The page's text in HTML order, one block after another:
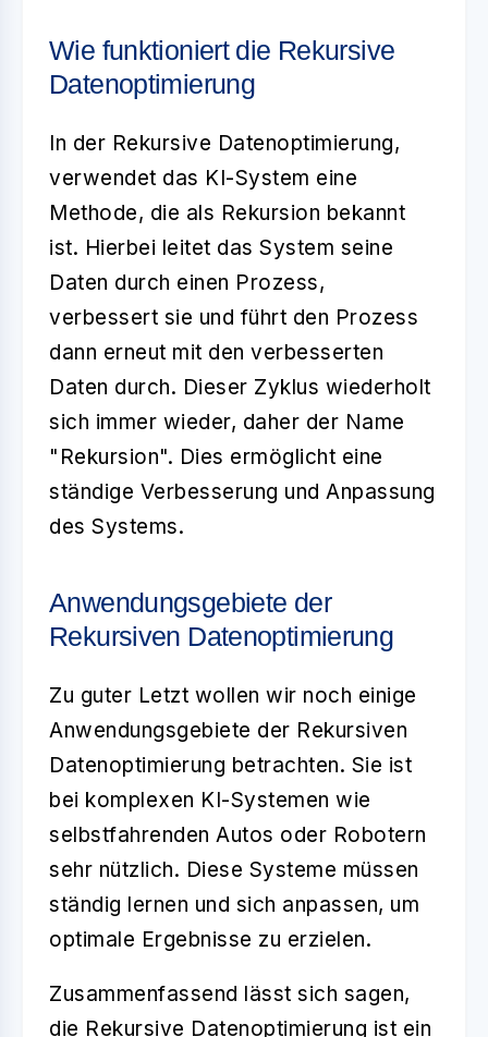
Wie funktioniert die Rekursive
Datenoptimierung
In der Rekursive Datenoptimierung,
verwendet das KI-System eine
Methode, die als Rekursion bekannt
ist. Hierbei leitet das System seine
Daten durch einen Prozess,
verbessert sie und führt den Prozess
dann erneut mit den verbesserten
Daten durch. Dieser Zyklus wiederholt
sich immer wieder, daher der Name
"Rekursion". Dies ermöglicht eine
ständige Verbesserung und Anpassung
des Systems.
Anwendungsgebiete der
Rekursiven Datenoptimierung
Zu guter Letzt wollen wir noch einige
Anwendungsgebiete der Rekursiven
Datenoptimierung betrachten. Sie ist
bei komplexen KI-Systemen wie
selbstfahrenden Autos oder Robotern
sehr nützlich. Diese Systeme müssen
ständig lernen und sich anpassen, um
optimale Ergebnisse zu erzielen.
Zusammenfassend lässt sich sagen,
die Rekursive Datenoptimierung ist ein